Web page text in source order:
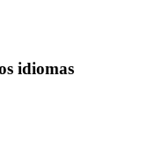
idiomas